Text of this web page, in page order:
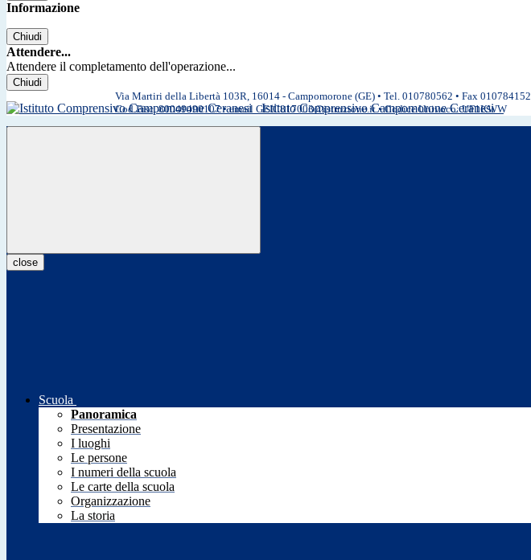
Informazione
Chiudi
Attendere...
Attendere il completamento dell'operazione...
Chiudi
Istituto Comprensivo Campomorone Ceranesi
Via Martiri della Libertà 103R, 16014 - Campomorone (GE) • Tel. 010780562 • Fax 010784152
Cod.Fisc. 80049490107 • email GEIC817003@istruzione.it • Codice Univoco: UF1KWW
close
Scuola
Panoramica
Presentazione
I luoghi
Le persone
I numeri della scuola
Le carte della scuola
Organizzazione
La storia